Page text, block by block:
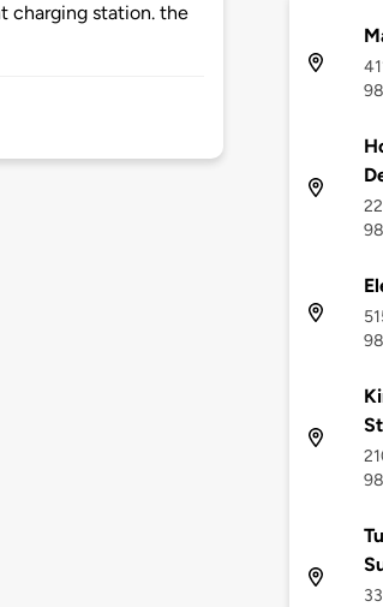
charging station. the